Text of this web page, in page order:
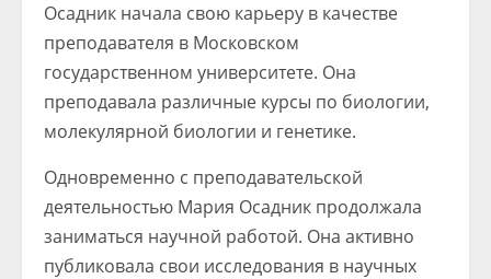
Осадник начала свою карьеру в качестве
преподавателя в Московском
государственном университете. Она
преподавала различные курсы по биологии,
молекулярной биологии и генетике.
Одновременно с преподавательской
деятельностью Мария Осадник продолжала
заниматься научной работой. Она активно
публиковала свои исследования в научных